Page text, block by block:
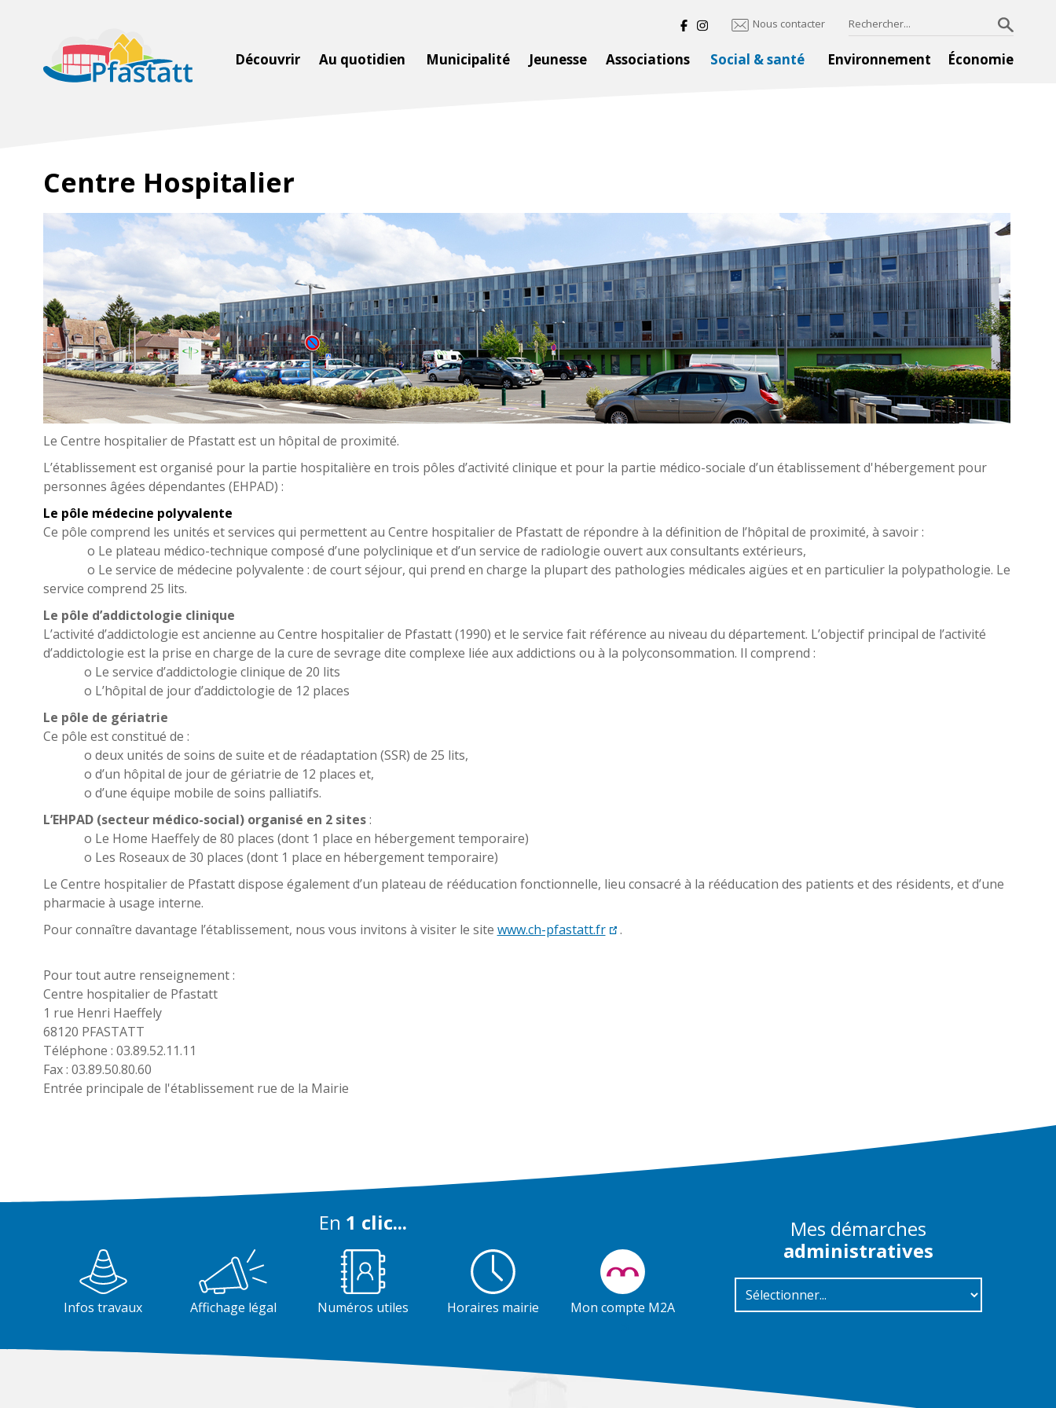
Nous contacter
Découvrir Au quotidien Municipalité Jeunesse Associations Social & santé Environnement Économie
Centre Hospitalier
Le Centre hospitalier de Pfastatt est un hôpital de proximité.
L’établissement est organisé pour la partie hospitalière en trois pôles d’activité clinique et pour la partie médico-sociale d’un établissement d'hébergement pour
personnes âgées dépendantes (EHPAD) :
Le pôle médecine polyvalente
Ce pôle comprend les unités et services qui permettent au Centre hospitalier de Pfastatt de répondre à la définition de l’hôpital de proximité, à savoir :
o Le plateau médico-technique composé d’une polyclinique et d’un service de radiologie ouvert aux consultants extérieurs,
o Le service de médecine polyvalente : de court séjour, qui prend en charge la plupart des pathologies médicales aigües et en particulier la polypathologie. Le
service comprend 25 lits.
Le pôle d’addictologie clinique
L’activité d’addictologie est ancienne au Centre hospitalier de Pfastatt (1990) et le service fait référence au niveau du département. L’objectif principal de l’activité
d’addictologie est la prise en charge de la cure de sevrage dite complexe liée aux addictions ou à la polyconsommation. Il comprend :
o Le service d’addictologie clinique de 20 lits
o L’hôpital de jour d’addictologie de 12 places
Le pôle de gériatrie
Ce pôle est constitué de :
o deux unités de soins de suite et de réadaptation (SSR) de 25 lits,
o d’un hôpital de jour de gériatrie de 12 places et,
o d’une équipe mobile de soins palliatifs.
L’EHPAD (secteur médico-social) organisé en 2 sites:
o Le Home Haeffely de 80 places (dont 1 place en hébergement temporaire)
o Les Roseaux de 30 places (dont 1 place en hébergement temporaire)
Le Centre hospitalier de Pfastatt dispose également d’un plateau de rééducation fonctionnelle, lieu consacré à la rééducation des patients et des résidents, et d’une
pharmacie à usage interne.
Pour connaître davantage l’établissement, nous vous invitons à visiter le site www.ch-pfastatt.fr .
Pour tout autre renseignement :
Centre hospitalier de Pfastatt
1 rue Henri Haeffely
68120 PFASTATT
Téléphone : 03.89.52.11.11
Fax : 03.89.50.80.60
Entrée principale de l'établissement rue de la Mairie
En 1 clic...
Infos travaux Affichage légal Numéros utiles Horaires mairie Mon compte M2A
Mes démarches
administratives